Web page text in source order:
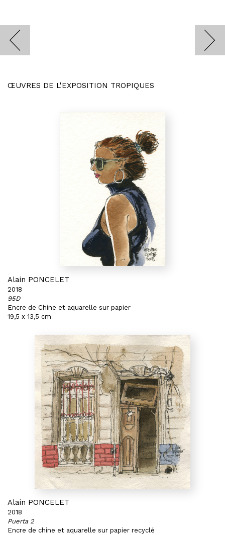
ŒUVRES DE L'EXPOSITION TROPIQUES
Alain PONCELET
2018
95D
Encre de Chine et aquarelle sur papier
19,5 x 13,5 cm
Alain PONCELET
2018
Puerta 2
Encre de chine et aquarelle sur papier recyclé